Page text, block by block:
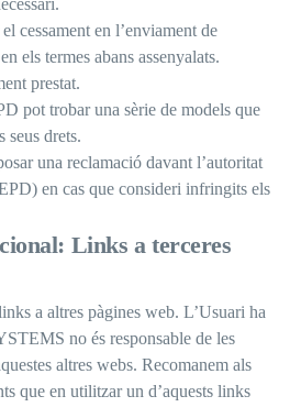
cessament en l’enviament de
els termes abans assenyalats.
prestat.
pot trobar una sèrie de models que
seus drets.
una reclamació davant l’autoritat
en cas que consideri infringits els
Links a terceres
a altres pàgines web. L’Usuari ha
no és responsable de les
altres webs. Recomanem als
que en utilitzar un d’aquests links